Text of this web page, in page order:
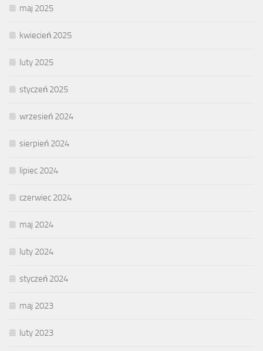
maj 2025
kwiecień 2025
luty 2025
styczeń 2025
wrzesień 2024
sierpień 2024
lipiec 2024
czerwiec 2024
maj 2024
luty 2024
styczeń 2024
maj 2023
luty 2023